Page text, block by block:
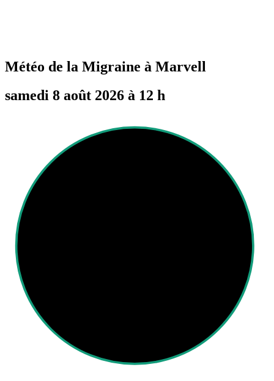
Météo de la Migraine à Marvell
samedi 8 août 2026 à 12 h